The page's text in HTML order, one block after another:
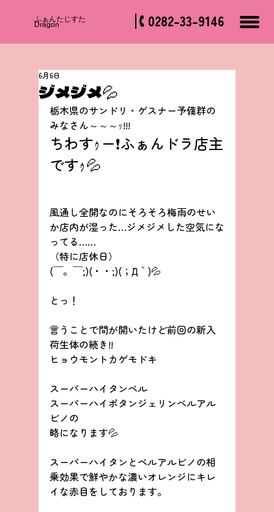
​ふぁんたじすた
Dragon 0282-33-9146
ジメジメ💦
6月6日
栃木県のサンドリ・ゲスナー予備群の
みなさん～～～ｯ!!!
ちわすｩー❗ふぁんドラ店主
ですｩ💦
風通し全開なのにそろそろ梅雨のせい
か店内が湿った…ジメジメした空気にな
ってる……
（特に店休日）
(￣。￣;)(・・;)(；´Д｀)💦
とっ！
言うことで間が開いたけど前回の新入
荷生体の続き!!
ヒョウモントカゲモドキ
スーパーハイタンベル
スーパーハイポタンジェリンベルアル
ビノの
略になります💦
スーパーハイタンとベルアルビノの相
乗効果で鮮やかな濃いオレンジにキレ
イな赤目をしております。